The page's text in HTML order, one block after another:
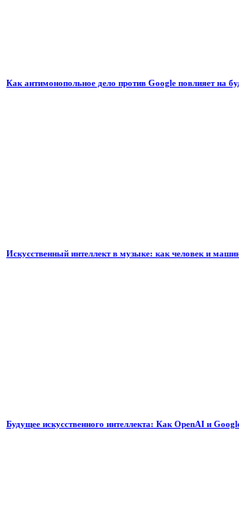
Как антимонопольное дело против Google повлияет на
Искусственный интеллект в музыке: как человек и
Будущее искусственного интеллекта: Как OpenAI и